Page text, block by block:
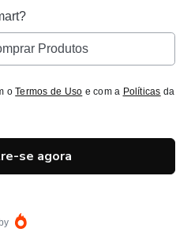
Produtos
oTermos de Uso e com a Políticas da
se agora